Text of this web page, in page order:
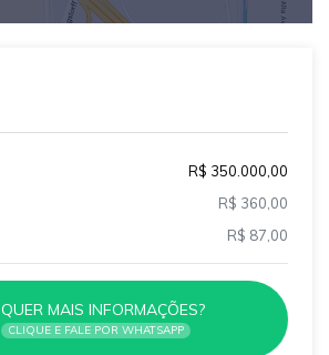
R$ 350.000,00
R$ 360,00
R$ 87,00
QUER MAIS INFORMAÇÕES?
CLIQUE E FALE POR WHATSAPP